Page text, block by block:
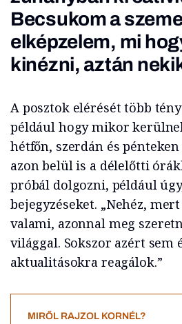
Becsukom a
elképzelem, mi
kinézni, aztán
A posztok elérését több
például hogy mikor
hétfőn, szerdán és
azon belül is a délelőtti
próbál dolgozni, például
bejegyzéseket. „Nehéz,
valami, azonnal meg
világgal. Sokszor azért
aktualitásokra reagálok.”
MIRŐL RAJZOL KORNÉL?